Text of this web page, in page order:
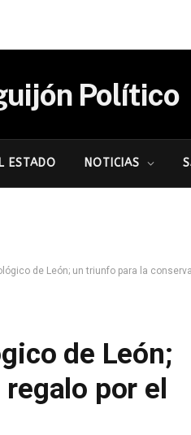
Político
ESTADO NOTICIAS
de León; un triunfo para la
de León;
por el